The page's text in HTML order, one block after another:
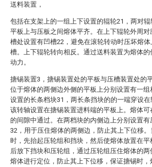
送料装置，
包括在支架上的一组上下设置的辊轮21，两对
平板上与压板之间熔体平齐。在上下辊轮外周对
槽处设置有凹槽22，避免在滚轮转动时压坏熔体
槽。上下辊轮转向相反。通过送料装置为熔体的
动力。
搪锡装置3，搪锡装置处的平板与压槽装置处的平
位于熔体的两侧边外侧的平板上分别设置有一组
设置的长条档块31，两长条挡块的的一端穿设在
该转轴设置在搪锡装置进料端的平板上。熔体可
的间隙中通过。在两档块的内侧边上分别设置有
32，用于压住熔体的两侧边，防止其上下位移
时，先抬起压轮组和挡块，然后使熔体放置在平
后放下挡块和压轮组，通过压轮组压住熔体的两
熔体进行定位，防止其上下位移，保证搪锡时，